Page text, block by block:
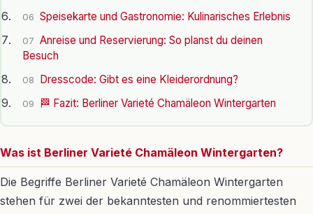
06 Speisekarte und Gastronomie: Kulinarisches Erlebnis
07 Anreise und Reservierung: So planst du deinen
Besuch
08 Dresscode: Gibt es eine Kleiderordnung?
09 🏁 Fazit: Berliner Varieté Chamäleon Wintergarten
Was ist Berliner Varieté Chamäleon Wintergarten?
Die Begriffe Berliner Varieté Chamäleon Wintergarten
stehen für zwei der bekanntesten und renommiertesten